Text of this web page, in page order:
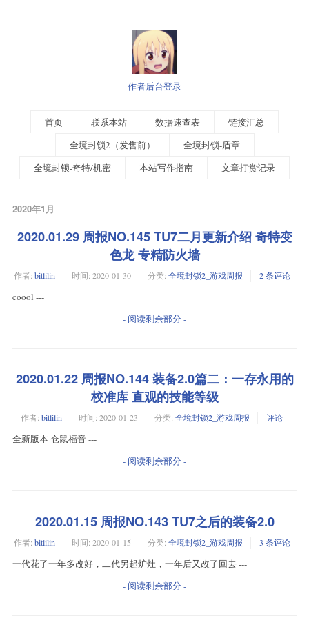
作者后台登录
首页 联系本站 数据速查表
链接汇总
全境封锁2（发售前）
全境封锁-盾章
全境封锁-奇特/机密
本站写作指南 文章打赏记录
2020年1月
2020.01.29 周报NO.145 TU7二月更新介绍 奇特变
色龙 专精防火墙
作者: bitlilin 时间: 2020-01-30 分类: 全境封锁2_游戏周报 2 条评论
coool ---
- 阅读剩余部分 -
2020.01.22 周报NO.144 装备2.0篇二：一存永用的
校准库 直观的技能等级
作者: bitlilin 时间: 2020-01-23 分类: 全境封锁2_游戏周报 评论
全新版本 仓鼠福音 ---
- 阅读剩余部分 -
2020.01.15 周报NO.143 TU7之后的装备2.0
作者: bitlilin 时间: 2020-01-15 分类: 全境封锁2_游戏周报 3 条评论
一代花了一年多改好，二代另起炉灶，一年后又改了回去 ---
- 阅读剩余部分 -